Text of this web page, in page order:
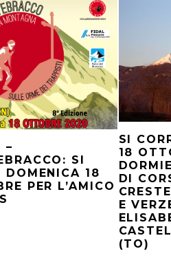
–
SI
DOMENICA 18
PER L’AMICO
SI
18
DI
E
(TO)